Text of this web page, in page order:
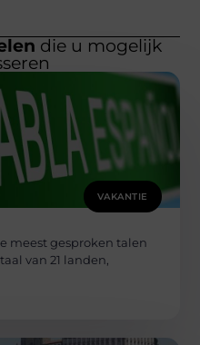
die u mogelijk
VAKANTIE
meest gesproken talen
van 21 landen,